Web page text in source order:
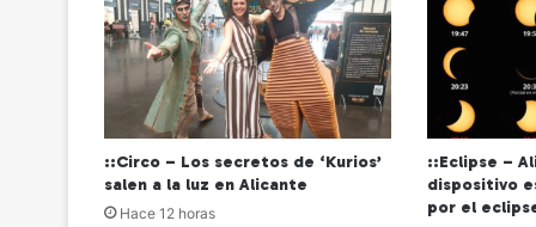
::Circo – Los secretos de ‘Kurios’
salen a la luz en Alicante
Hace 12 horas
::Eclipse –
dispositivo
por el